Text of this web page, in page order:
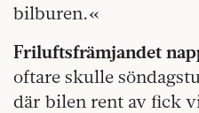
bilburen.«
Friluftsfrämjandet
oftare skulle
där bilen rent av fick